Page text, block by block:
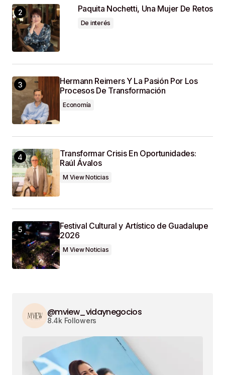
SUBMIT COMMENT
Paquita Nochetti, Una Mujer De Retos
De interés
Hermann Reimers Y La Pasión Por Los
Procesos De Transformación
Economía
Transformar Crisis En Oportunidades:
Raúl Ávalos
M View Noticias
Festival Cultural y Artístico de Guadalupe
2026
M View Noticias
@mview_vidaynegocios
8.4k Followers